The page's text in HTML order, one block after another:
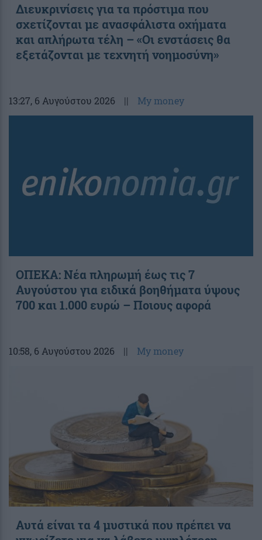
Διευκρινίσεις για τα πρόστιμα που
σχετίζονται με ανασφάλιστα οχήματα
και απλήρωτα τέλη – «Οι ενστάσεις θα
εξετάζονται με τεχνητή νοημοσύνη»
13:27, 6 Αυγούστου 2026 || My money
ΟΠΕΚΑ: Νέα πληρωμή έως τις 7
Αυγούστου για ειδικά βοηθήματα ύψους
700 και 1.000 ευρώ – Ποιους αφορά
10:58, 6 Αυγούστου 2026 || My money
Αυτά είναι τα 4 μυστικά που πρέπει να